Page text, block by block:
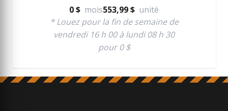
0 $ mois553,99 $ unité
* Louez pour la fin de semaine de
vendredi 16 h 00 à lundi 08 h 30
pour 0 $